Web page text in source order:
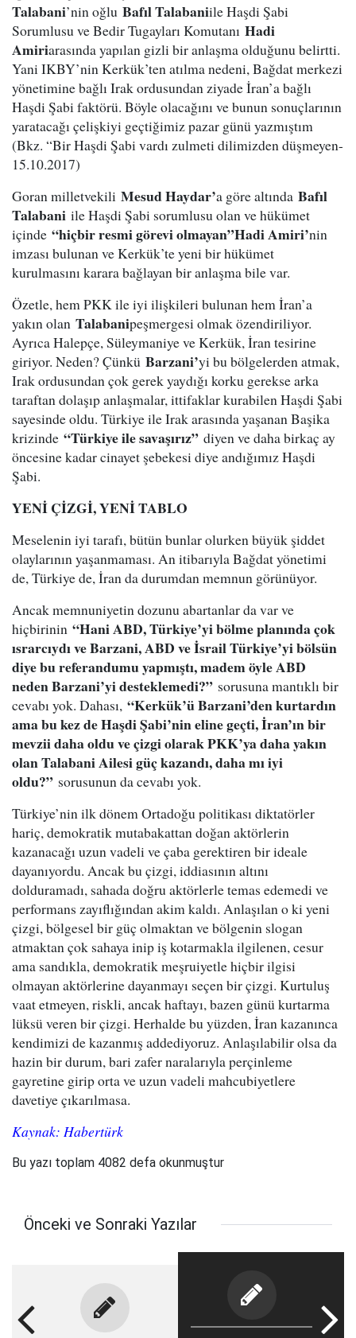
Talabani’nin oğlu Bafıl Talabaniile Haşdi Şabi
Sorumlusu ve Bedir Tugayları Komutanı Hadi
Amiriarasında yapılan gizli bir anlaşma olduğunu belirtti.
Yani IKBY’nin Kerkük’ten atılma nedeni, Bağdat merkezi
yönetimine bağlı Irak ordusundan ziyade İran’a bağlı
Haşdi Şabi faktörü. Böyle olacağını ve bunun sonuçlarının
yaratacağı çelişkiyi geçtiğimiz pazar günü yazmıştım
(Bkz. “Bir Haşdi Şabi vardı zulmeti dilimizden düşmeyen-
15.10.2017)
Goran milletvekili Mesud Haydar’a göre altında Bafıl
Talabani ile Haşdi Şabi sorumlusu olan ve hükümet
içinde “hiçbir resmi görevi olmayan”Hadi Amiri’nin
imzası bulunan ve Kerkük’te yeni bir hükümet
kurulmasını karara bağlayan bir anlaşma bile var.
Özetle, hem PKK ile iyi ilişkileri bulunan hem İran’a
yakın olan Talabanipeşmergesi olmak özendiriliyor.
Ayrıca Halepçe, Süleymaniye ve Kerkük, İran tesirine
giriyor. Neden? Çünkü Barzani’yi bu bölgelerden atmak,
Irak ordusundan çok gerek yaydığı korku gerekse arka
taraftan dolaşıp anlaşmalar, ittifaklar kurabilen Haşdi Şabi
sayesinde oldu. Türkiye ile Irak arasında yaşanan Başika
krizinde “Türkiye ile savaşırız” diyen ve daha birkaç ay
öncesine kadar cinayet şebekesi diye andığımız Haşdi
Şabi.
YENİ ÇİZGİ, YENİ TABLO
Meselenin iyi tarafı, bütün bunlar olurken büyük şiddet
olaylarının yaşanmaması. An itibarıyla Bağdat yönetimi
de, Türkiye de, İran da durumdan memnun görünüyor.
Ancak memnuniyetin dozunu abartanlar da var ve
hiçbirinin “Hani ABD, Türkiye’yi bölme planında çok
ısrarcıydı ve Barzani, ABD ve İsrail Türkiye’yi bölsün
diye bu referandumu yapmıştı, madem öyle ABD
neden Barzani’yi desteklemedi?” sorusuna mantıklı bir
cevabı yok. Dahası, “Kerkük’ü Barzani’den kurtardın
ama bu kez de Haşdi Şabi’nin eline geçti, İran’ın bir
mevzii daha oldu ve çizgi olarak PKK’ya daha yakın
olan Talabani Ailesi güç kazandı, daha mı iyi
oldu?” sorusunun da cevabı yok.
Türkiye’nin ilk dönem Ortadoğu politikası diktatörler
hariç, demokratik mutabakattan doğan aktörlerin
kazanacağı uzun vadeli ve çaba gerektiren bir ideale
dayanıyordu. Ancak bu çizgi, iddiasının altını
dolduramadı, sahada doğru aktörlerle temas edemedi ve
performans zayıflığından akim kaldı. Anlaşılan o ki yeni
çizgi, bölgesel bir güç olmaktan ve bölgenin slogan
atmaktan çok sahaya inip iş kotarmakla ilgilenen, cesur
ama sandıkla, demokratik meşruiyetle hiçbir ilgisi
olmayan aktörlerine dayanmayı seçen bir çizgi. Kurtuluş
vaat etmeyen, riskli, ancak haftayı, bazen günü kurtarma
lüksü veren bir çizgi. Herhalde bu yüzden, İran kazanınca
kendimizi de kazanmış addediyoruz. Anlaşılabilir olsa da
hazin bir durum, bari zafer naralarıyla perçinleme
gayretine girip orta ve uzun vadeli mahcubiyetlere
davetiye çıkarılmasa.
Kaynak: Habertürk
Bu yazı toplam 4082 defa okunmuştur
Önceki ve Sonraki Yazılar